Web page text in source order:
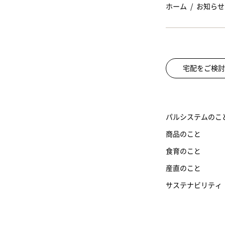
ホーム お知らせ
宅配をご検
パルシステムのこ
商品のこと
食育のこと
産直のこと
サステナビリティ